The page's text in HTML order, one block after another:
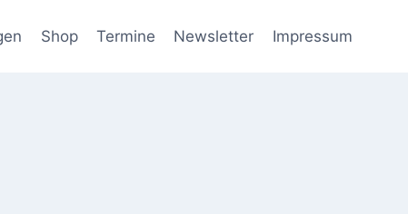
Shop Termine Newsletter Impressum